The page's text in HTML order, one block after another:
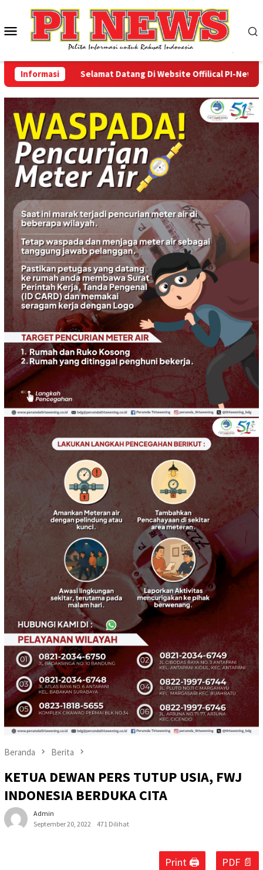
konten
Menu
Mobile
Informasi Selamat Datang Di Website Offilical PI-News
Beranda Berita
KETUA DEWAN PERS TUTUP USIA, FWJ
INDONESIA BERDUKA CITA
Admin
September 20, 2022
471 Dilihat
Print 🖨 PDF 📄